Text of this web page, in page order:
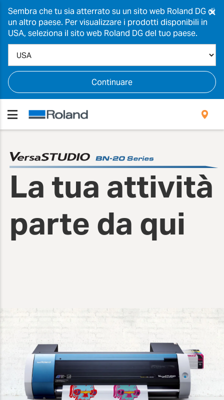
Sembra che tu sia atterrato su un sito web Roland DG di
un altro paese. Per visualizzare i prodotti disponibili in
USA, seleziona il sito web Roland DG del tuo paese.
Continuare
×
La tua attività
parte da qui